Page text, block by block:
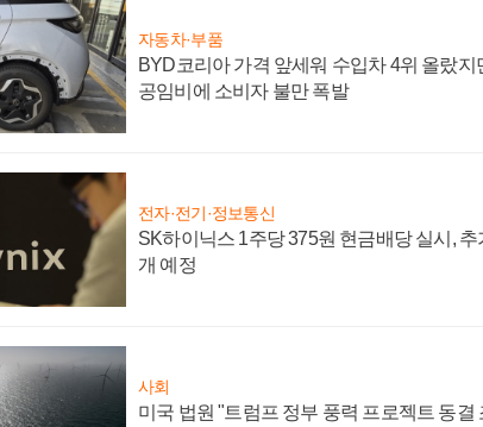
자동차·부품
BYD코리아 가격 앞세워 수입차 4위 올랐지
공임비에 소비자 불만 폭발
전자·전기·정보통신
SK하이닉스 1주당 375원 현금배당 실시,
개 예정
사회
미국 법원 "트럼프 정부 풍력 프로젝트 동결